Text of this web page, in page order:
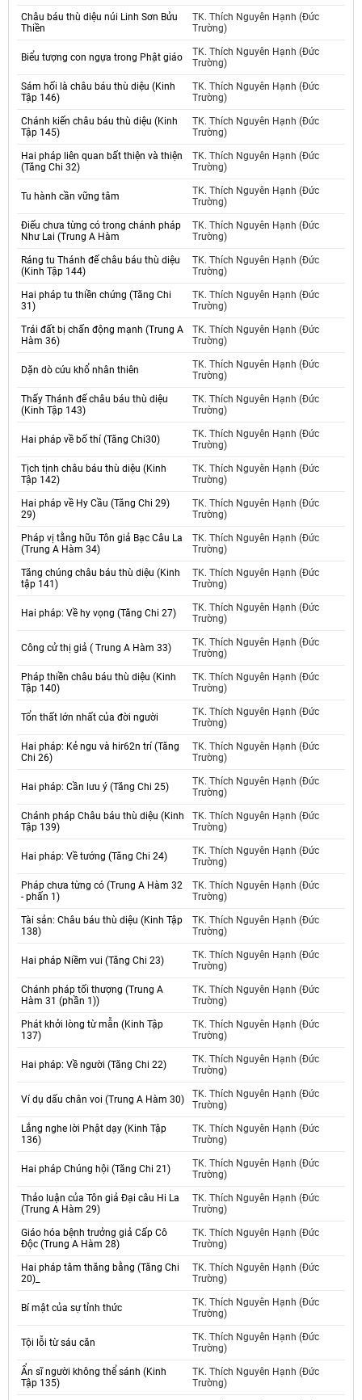
Châu báu thù diệu núi Linh Sơn Bửu
Thiền
TK. Thích Nguyên Hạnh (Đức
Trường)
Biểu tượng con ngựa trong Phật giáo
TK. Thích Nguyên Hạnh (Đức
Trường)
Sám hối là châu báu thù diệu (Kinh
Tập 146)
TK. Thích Nguyên Hạnh (Đức
Trường)
Chánh kiến châu báu thù diệu (Kinh
Tập 145)
TK. Thích Nguyên Hạnh (Đức
Trường)
Hai pháp liên quan bất thiện và thiện
(Tăng Chi 32)
TK. Thích Nguyên Hạnh (Đức
Trường)
Tu hành cần vững tâm
TK. Thích Nguyên Hạnh (Đức
Trường)
Điếu chưa từng có trong chánh pháp
Như Lai (Trung A Hàm
TK. Thích Nguyên Hạnh (Đức
Trường)
Ráng tu Thánh đế châu báu thù diệu
(Kinh Tập 144)
TK. Thích Nguyên Hạnh (Đức
Trường)
Hai pháp tu thiền chứng (Tăng Chi
31)
TK. Thích Nguyên Hạnh (Đức
Trường)
Trái đất bị chấn động mạnh (Trung A
Hàm 36)
TK. Thích Nguyên Hạnh (Đức
Trường)
Dặn dò cứu khổ nhân thiên
TK. Thích Nguyên Hạnh (Đức
Trường)
Thấy Thánh đế châu báu thù diệu
(Kinh Tập 143)
TK. Thích Nguyên Hạnh (Đức
Trường)
Hai pháp về bố thí (Tăng Chi30)
TK. Thích Nguyên Hạnh (Đức
Trường)
Tịch tịnh châu báu thù diệu (Kinh
Tập 142)
TK. Thích Nguyên Hạnh (Đức
Trường)
Hai pháp về Hy Cầu (Tăng Chi 29)
29)
TK. Thích Nguyên Hạnh (Đức
Trường)
Pháp vị tằng hữu Tôn giả Bạc Câu La
(Trung A Hàm 34)
TK. Thích Nguyên Hạnh (Đức
Trường)
Tăng chúng châu báu thù diệu (Kinh
tập 141)
TK. Thích Nguyên Hạnh (Đức
Trường)
Hai pháp: Về hy vọng (Tăng Chi 27)
TK. Thích Nguyên Hạnh (Đức
Trường)
Công cử thị giả ( Trung A Hàm 33)
TK. Thích Nguyên Hạnh (Đức
Trường)
Pháp thiền châu báu thù diệu (Kinh
Tập 140)
TK. Thích Nguyên Hạnh (Đức
Trường)
Tổn thất lớn nhất của đời người
TK. Thích Nguyên Hạnh (Đức
Trường)
Hai pháp: Kẻ ngu và hir62n trí (Tăng
Chi 26)
TK. Thích Nguyên Hạnh (Đức
Trường)
Hai pháp: Cần lưu ý (Tăng Chi 25)
TK. Thích Nguyên Hạnh (Đức
Trường)
Chánh pháp Châu báu thù diệu (Kinh
Tập 139)
TK. Thích Nguyên Hạnh (Đức
Trường)
Hai pháp: Về tướng (Tăng Chi 24)
TK. Thích Nguyên Hạnh (Đức
Trường)
Pháp chưa từng có (Trung A Hàm 32
- phấn 1)
TK. Thích Nguyên Hạnh (Đức
Trường)
Tài sản: Châu báu thù diệu (Kinh Tập
138)
TK. Thích Nguyên Hạnh (Đức
Trường)
Hai pháp Niềm vui (Tăng Chi 23)
TK. Thích Nguyên Hạnh (Đức
Trường)
Chánh pháp tối thượng (Trung A
Hàm 31 (phần 1))
TK. Thích Nguyên Hạnh (Đức
Trường)
Phát khởi lòng từ mẫn (Kinh Tập
137)
TK. Thích Nguyên Hạnh (Đức
Trường)
Hai pháp: Về người (Tăng Chi 22)
TK. Thích Nguyên Hạnh (Đức
Trường)
Ví dụ dấu chân voi (Trung A Hàm 30)
TK. Thích Nguyên Hạnh (Đức
Trường)
Lắng nghe lời Phật dạy (Kinh Tập
136)
TK. Thích Nguyên Hạnh (Đức
Trường)
Hai pháp Chúng hội (Tăng Chi 21)
TK. Thích Nguyên Hạnh (Đức
Trường)
Thảo luận của Tôn giả Đại câu Hi La
(Trung A Hàm 29)
TK. Thích Nguyên Hạnh (Đức
Trường)
Giáo hóa bệnh trưởng giả Cấp Cô
Độc (Trung A Hàm 28)
TK. Thích Nguyên Hạnh (Đức
Trường)
Hai pháp tâm thăng bằng (Tăng Chi
20)_
TK. Thích Nguyên Hạnh (Đức
Trường)
Bí mật của sự tỉnh thức
TK. Thích Nguyên Hạnh (Đức
Trường)
Tội lỗi từ sáu căn
TK. Thích Nguyên Hạnh (Đức
Trường)
Ẩn sĩ người không thể sánh (Kinh
Tập 135)
TK. Thích Nguyên Hạnh (Đức
Trường)